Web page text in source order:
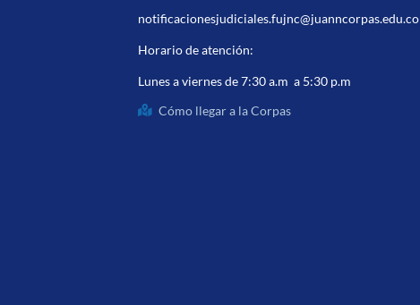
notificacionesjudiciales.fujnc@juanncorpas.edu.co
Horario de atención:
Lunes a viernes de 7:30 a.m a 5:30 p.m
Cómo llegar a la Corpas